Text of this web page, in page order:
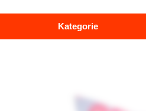
Kategorie